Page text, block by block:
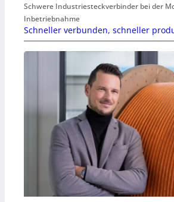
Schwere Industriesteckverbinder bei der
Inbetriebnahme
Schneller verbunden, schneller